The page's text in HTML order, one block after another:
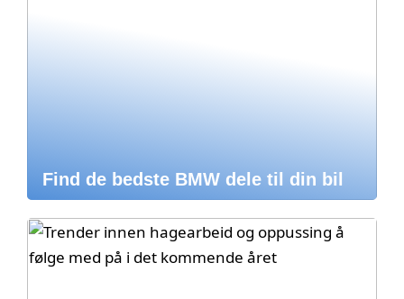
Find de bedste BMW dele til din bil